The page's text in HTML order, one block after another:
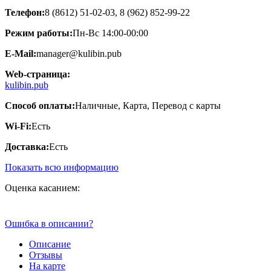
Телефон:8 (8612) 51-02-03, 8 (962) 852-99-22
Режим работы:Пн-Вс 14:00-00:00
E-Mail:manager@kulibin.pub
Web-страница:
kulibin.pub
Способ оплаты:Наличные, Карта, Перевод с карты
Wi-Fi:Есть
Доставка:Есть
Показать всю информацию
Оценка касанием:
Ошибка в описании?
Описание
Отзывы
На карте